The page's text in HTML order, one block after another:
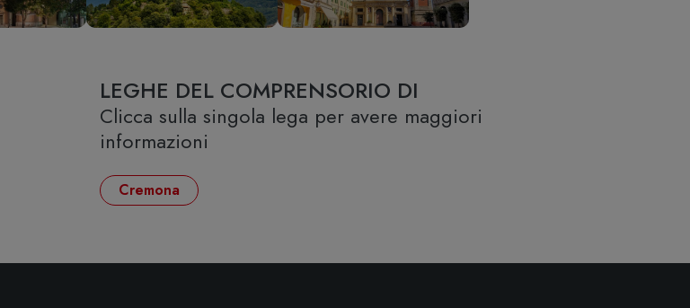
LEGHE DEL COMPRENSORIO DI
Clicca sulla singola lega per avere maggiori
informazioni
Cremona